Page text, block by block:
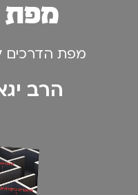
מפת
מפת הדרכים
הרב